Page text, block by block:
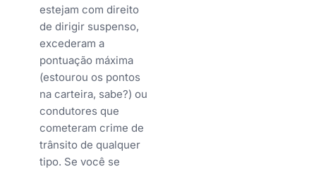
estejam com direito
de dirigir suspenso,
excederam a
pontuação máxima
(estourou os pontos
na carteira, sabe?) ou
condutores que
cometeram crime de
trânsito de qualquer
tipo. Se você se